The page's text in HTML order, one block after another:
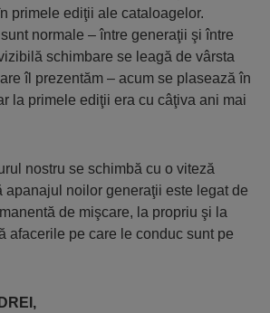
primele ediţii ale cataloagelor.
normale – între generaţii şi între
schimbare se leagă de vârsta
îl prezentăm – acum se plasează în
la primele ediţii era cu câţiva ani mai
nostru se schimbă cu o viteză
apanajul noilor generaţii este legat de
de mişcare, la propriu şi la
afacerile pe care le conduc sunt pe